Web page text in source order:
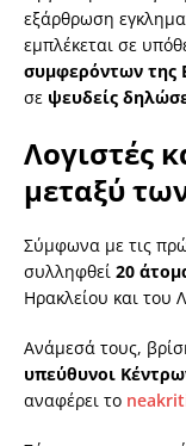
εξάρθρωση
εμπλέκεται σε
συμφερόντων της
σε ψευδείς
Λογιστές
μεταξύ
Σύμφωνα με τις
συλληφθεί 20
Ηρακλείου και του
Ανάμεσά τους,
υπεύθυνοι
αναφέρει το